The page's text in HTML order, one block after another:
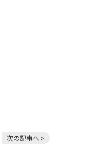
次の記事へ >